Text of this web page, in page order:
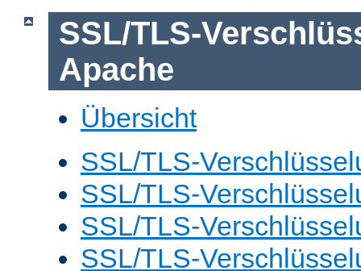
SSL/TLS-
Apache
Übersicht
SSL/TLS-
SSL/TLS-
SSL/TLS-
SSL/TLS-